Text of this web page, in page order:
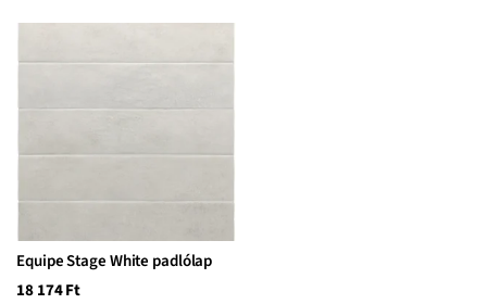
Equipe Stage White padlólap
18 174Ft